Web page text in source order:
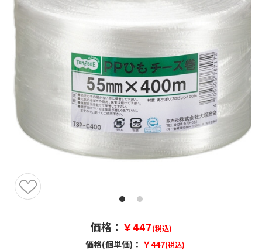
価格： ￥447(税込)
価格(個単価)： ￥447(税込)